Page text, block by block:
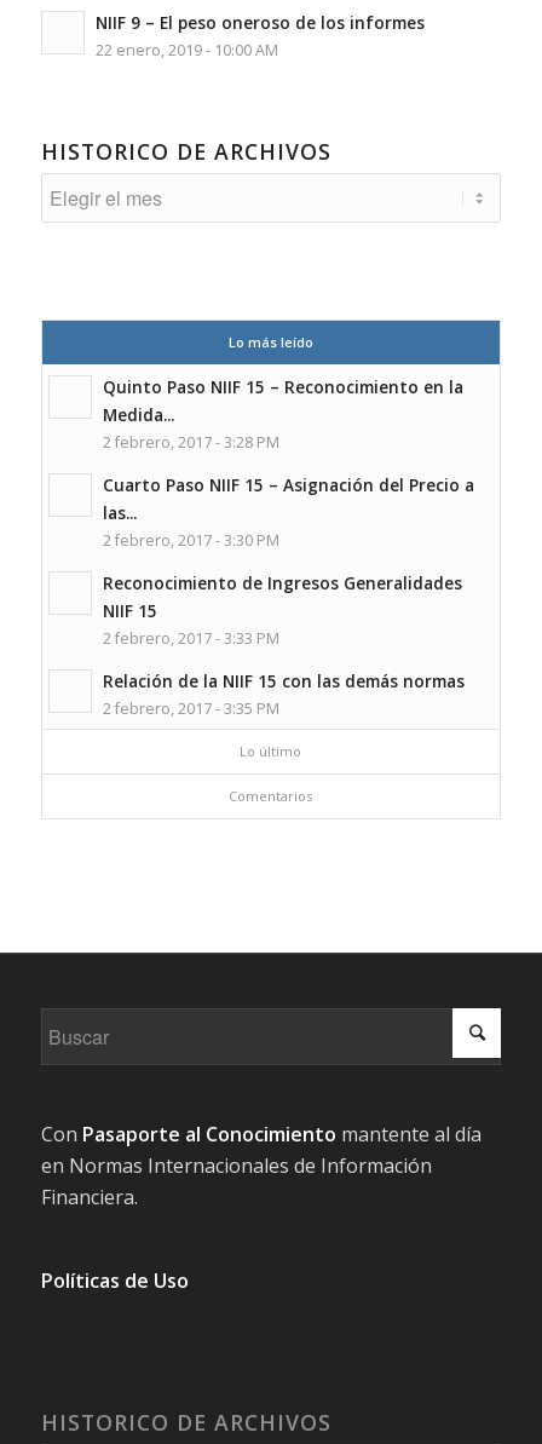
NIIF 9 – El peso oneroso de los informes
22 enero, 2019 - 10:00 AM
HISTORICO DE ARCHIVOS
Lo más leído
Quinto Paso NIIF 15 – Reconocimiento en la
Medida...
2 febrero, 2017 - 3:28 PM
Cuarto Paso NIIF 15 – Asignación del Precio a
las...
2 febrero, 2017 - 3:30 PM
Reconocimiento de Ingresos Generalidades
NIIF 15
2 febrero, 2017 - 3:33 PM
Relación de la NIIF 15 con las demás normas
2 febrero, 2017 - 3:35 PM
Lo último
Comentarios
Con Pasaporte al Conocimiento mantente al día
en Normas Internacionales de Información
Financiera.
Políticas de Uso
HISTORICO DE ARCHIVOS